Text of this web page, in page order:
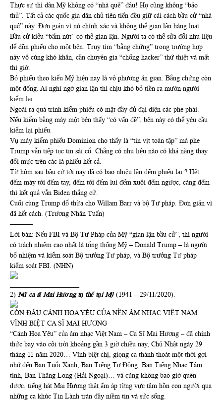
Thực sự thì dân Mỹ không có “nhà quê” đâu! Họ cũng không “bảo
thủ”. Tất cả các quốc gia dân chủ tiên tiến đều giữ cái cách bầu cử “nhà
quê” này. Đơn giản vì nó chính xác và không thể gian lận hàng loạt.
Bầu cử kiểu “bấm nút” có thể gian lận. Người ta có thể sửa đổi nhu liệu
để dồn phiếu cho một bên. Truy tìm “bằng chứng” trong trường hợp
này vô cùng khó khăn, cần chuyên gia “chống hacker” thứ thiệt và mất
thì giờ.
Bỏ phiếu theo kiểu Mỹ hiện nay là vô phương ăn gian. Bằng chứng còn
một đống. Ai nghi ngờ gian lận thì chịu khó bỏ tiền ra mướn người
kiểm lại.
Ngoài ra quá trình kiểm phiếu có mặt đầy đủ đại diện các phe phái.
Nếu kiểm bằng máy một bên thấy “có vấn đề”, bên này có thể yêu cầu
kiểm lại phiếu.
Vụ máy kiểm phiếu Dominion cho thấy là “tin vịt toàn tập” mà phe
Trump vẫn tiếp tục tin sái cổ. Chẳng có nhu liệu nào có khả năng thay
đổi mực trên các lá phiếu hết cả.
Từ hôm sau bầu cử tới nay đã có bao nhiêu lần đếm phiếu lại ? Hết
đếm máy tới đếm tay, đếm tới đếm lui đếm xuôi đếm ngược, càng đếm
thì kết quả vẫn Biden thắng cử.
Cuối cùng Trump đổ thừa cho Willam Barr và bộ Tư pháp. Đơn giản vì
đã hết cách. (Trương Nhân Tuấn)
———-
Lời bàn: Nếu FBI và Bộ Tư Pháp của Mỹ “gian lận bầu cử”, thì người
có trách nhiệm cao nhất là tổng thống Mỹ – Donald Trump – là người
bổ nhiệm và kiểm soát Bộ trưởng Tư pháp, và Bộ trưởng Tư pháp
kiểm soát FBI. (NHN)
2) Nữ ca sĩ Mai Hương tạ thế tại Mỹ(1941 – 29/11/2020).
CÒN ĐÂU CÁNH HOA YÊU CỦA NỀN ÂM NHẠC VIỆT NAM
VĨNH BIỆT CA SĨ MAI HƯƠNG
“Cánh Hoa Yêu” của âm nhạc Việt Nam – Ca Sĩ Mai Hương – đã chính
thức bay vào cõi trời khoảng gần 3 giờ chiều nay, Chủ Nhật ngày 29
tháng 11 năm 2020… Vĩnh biệt chị, giọng ca thánh thoát một thời gợi
nhớ đến Ban Tuổi Xanh, Ban Tiếng Tơ Đồng, Ban Tiếng Nhạc Tâm
tình, Ban Thăng Long (Hải Ngoại)… và cũng không bao giờ quên
được, tiếng hát Mai Hương thật ấm áp từng vực tâm hồn con người qua
những ca khúc Tin Lành tràn đầy niềm tin và sức sống.